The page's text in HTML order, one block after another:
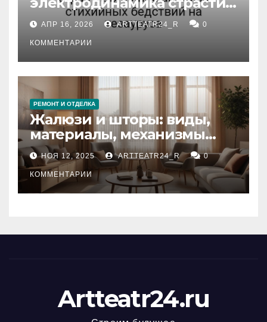
влияние анализа
стихийных бедствий на
тезауруса
АПР 16, 2026 ARTTEATR24_R 0
КОММЕНТАРИИ
РЕМОНТ И ОТДЕЛКА
Жалюзи и шторы: виды,
материалы, механизмы
управления и уход
НОЯ 12, 2025 ARTTEATR24_R 0
КОММЕНТАРИИ
Artteatr24.ru